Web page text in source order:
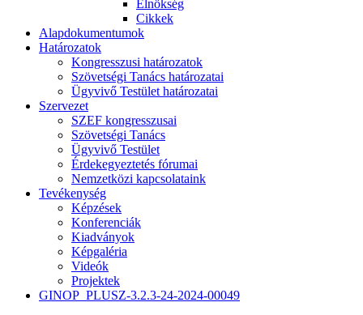
Elnökség
Cikkek
Alapdokumentumok
Határozatok
Kongresszusi határozatok
Szövetségi Tanács határozatai
Ügyvivő Testület határozatai
Szervezet
SZEF kongresszusai
Szövetségi Tanács
Ügyvivő Testület
Érdekegyeztetés fórumai
Nemzetközi kapcsolataink
Tevékenység
Képzések
Konferenciák
Kiadványok
Képgaléria
Videók
Projektek
GINOP_PLUSZ-3.2.3-24-2024-00049